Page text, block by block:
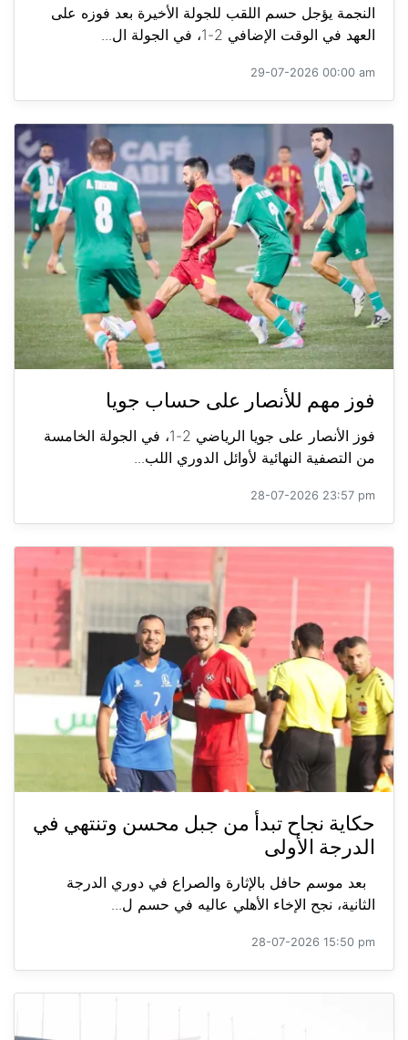
النجمة يؤجل حسم اللقب للجولة الأخيرة بعد فوزه على
العهد في الوقت الإضافي 2-1، في الجولة ال...
29-07-2026 00:00 am
فوز مهم للأنصار على حساب جويا
فوز الأنصار على جويا الرياضي 2-1، في الجولة الخامسة
من التصفية النهائية لأوائل الدوري اللب...
28-07-2026 23:57 pm
حكاية نجاح تبدأ من جبل محسن وتنتهي في
الدرجة الأولى
بعد موسم حافل بالإثارة والصراع في دوري الدرجة
الثانية، نجح الإخاء الأهلي عاليه في حسم ل...
28-07-2026 15:50 pm